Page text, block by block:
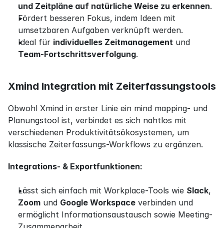
und Zeitpläne auf natürliche Weise zu erkennen.
Fördert besseren Fokus, indem Ideen mit
umsetzbaren Aufgaben verknüpft werden.
Ideal für individuelles Zeitmanagement
Team-Fortschrittsverfolgung.
Xmind Integration mit Zeiterfassungstools
Obwohl Xmind in erster Linie ein mind mapping- und
Planungstool ist, verbindet es sich nahtlos mit
verschiedenen Produktivitätsökosystemen, um
klassische Zeiterfassungs-Workflows zu ergänzen.
Integrations- & Exportfunktionen:
Lässt sich einfach mit Workplace-Tools wie Slack
Zoom und Google Workspace verbinden und
ermöglicht Informationsaustausch sowie Meeting-